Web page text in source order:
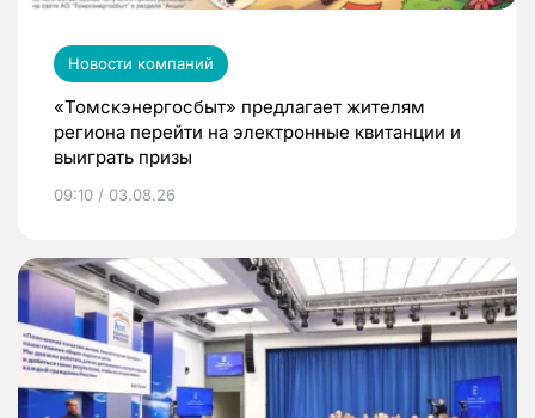
Новости компаний
«Томскэнергосбыт» предлагает жителям
региона перейти на электронные квитанции и
выиграть призы
09:10 / 03.08.26